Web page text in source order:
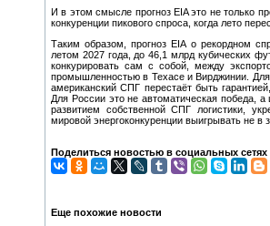
И в этом смысле прогноз EIA это не только
конкуренции пикового спроса, когда лето
Таким образом, прогноз EIA о рекордном
летом 2027 года, до 46,1 млрд кубических
конкурировать сам с собой, между
промышленностью в Техасе и Вирджинии.
американский СПГ перестаёт быть
Для России это не автоматическая победа,
развитием собственной СПГ логистики,
мировой энергоконкуренции выигрывать не в
Поделиться новостью в социальных сетях
Еще похожие новости